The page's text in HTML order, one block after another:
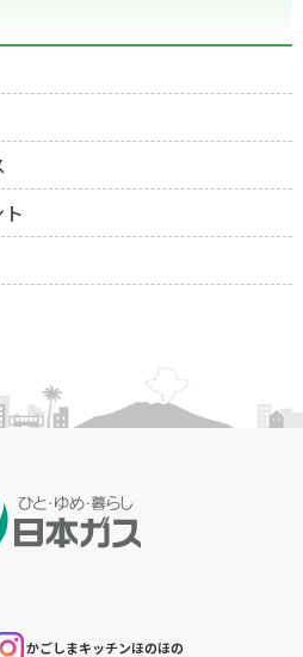
かごしまキッチンほのほの